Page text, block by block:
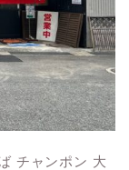
チャンポン 大